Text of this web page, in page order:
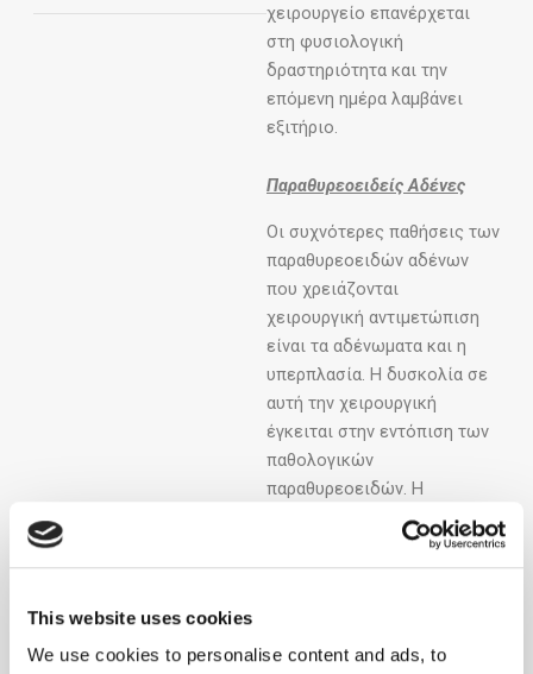
This website uses cookies
We use cookies to personalise content and ads, to
χειρουργείο επανέρχεται
στη φυσιολογική
δραστηριότητα και την
επόμενη ημέρα λαμβάνει
εξιτήριο.
Παραθυρεοειδείς Αδένες
Οι συχνότερες παθήσεις των
παραθυρεοειδών αδένων
που χρειάζονται
χειρουργική αντιμετώπιση
είναι τα αδένωματα και η
υπερπλασία. Η δυσκολία σε
αυτή την χειρουργική
έγκειται στην εντόπιση των
παθολογικών
παραθυρεοειδών. Η
χειρουργική ομάδα διαθέτει
όλα τα χειρουργικά
βοηθήματα που απαιτούνται
ασθενούς. Μεταξύ άλλων ο